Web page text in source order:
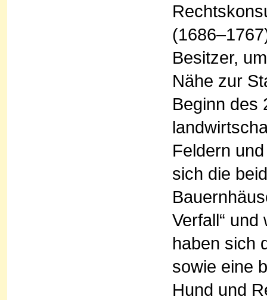
Besitzer,
Nähe zur
Beginn des
Feldern
sich die
Verfall“
haben sich
sowie eine
Hund und